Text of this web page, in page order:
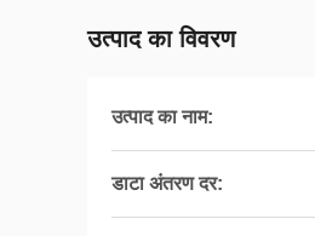
उत्पाद का विवरण
उत्पाद का नाम:
डाटा अंतरण दर: